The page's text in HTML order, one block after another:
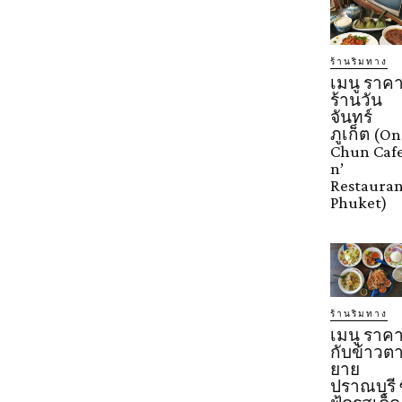
ร้านริมทาง
เมนู ราค
ร้านวัน
จันทร์
ภูเก็ต
Chun
n’
Phuket)
ร้านริมทาง
เมนู ราค
กับข้าวต
ยาย
ปราณบุรี